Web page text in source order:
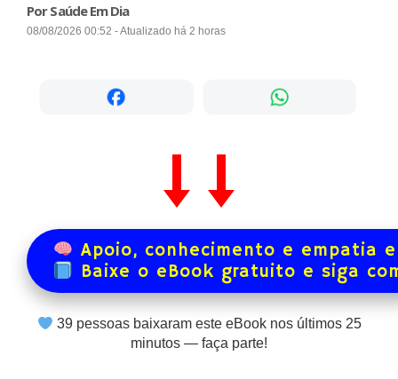
Por Saúde Em Dia
08/08/2026 00:52 - Atualizado há 2 horas
Apoio, conhecimento e empatia
Baixe o eBook gratuito e siga
39pessoas baixaram este eBook nos últimos 25
minutos — faça parte!